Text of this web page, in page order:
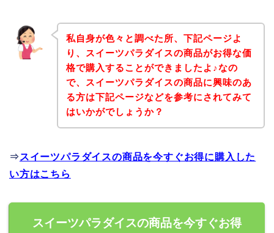
私自身が色々と調べた所、下記ページよ
り、スイーツパラダイスの商品がお得な価
格で購入することができましたよ♪なの
で、スイーツパラダイスの商品に興味のあ
る方は下記ページなどを参考にされてみて
はいかがでしょうか？
⇒ スイーツパラダイスの商品を今すぐお得に購入した
い方はこちら
スイーツパラダイスの商品を今すぐお得